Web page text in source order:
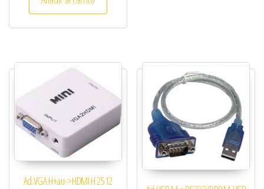
Ad.VGA H+au->HDMI H 2512